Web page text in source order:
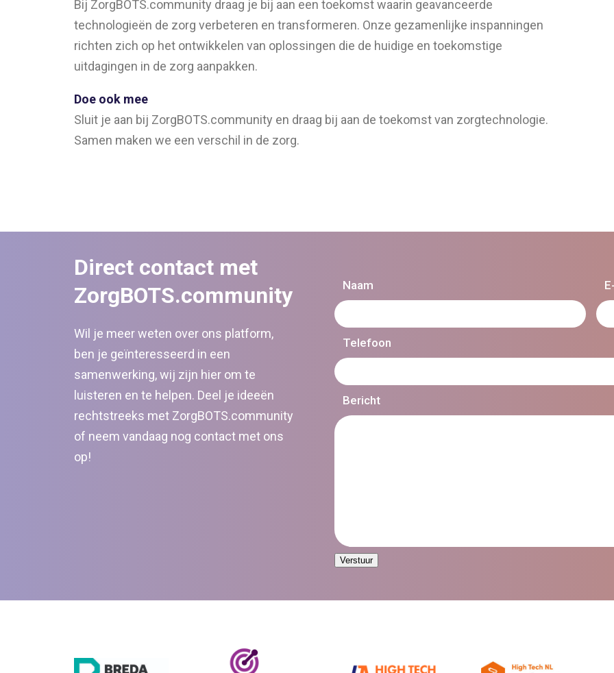
Bij ZorgBOTS.community draag je bij aan een toekomst waarin geavanceerde
technologieën de zorg verbeteren en transformeren. Onze gezamenlijke inspanningen
richten zich op het ontwikkelen van oplossingen die de huidige en toekomstige
uitdagingen in de zorg aanpakken.
Doe ook mee
Sluit je aan bij ZorgBOTS.community en draag bij aan de toekomst van zorgtechnologie.
Samen maken we een verschil in de zorg.
Direct contact met
ZorgBOTS.community
Wil je meer weten over ons platform,
ben je geïnteresseerd in een
samenwerking, wij zijn hier om te
luisteren en te helpen. Deel je ideeën
rechtstreeks met ZorgBOTS.community
of neem vandaag nog contact met ons
op!
Naam
Telefoon
Bericht
Verstuur